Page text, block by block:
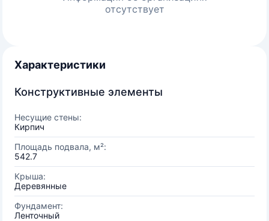
отсутствует
Характеристики
Конструктивные элементы
Несущие стены:
Кирпич
Площадь подвала, м²:
542.7
Крыша:
Деревянные
Фундамент:
Ленточный